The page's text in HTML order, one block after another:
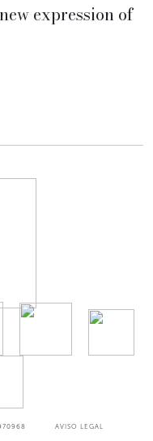
expression of
AVISO LEGAL